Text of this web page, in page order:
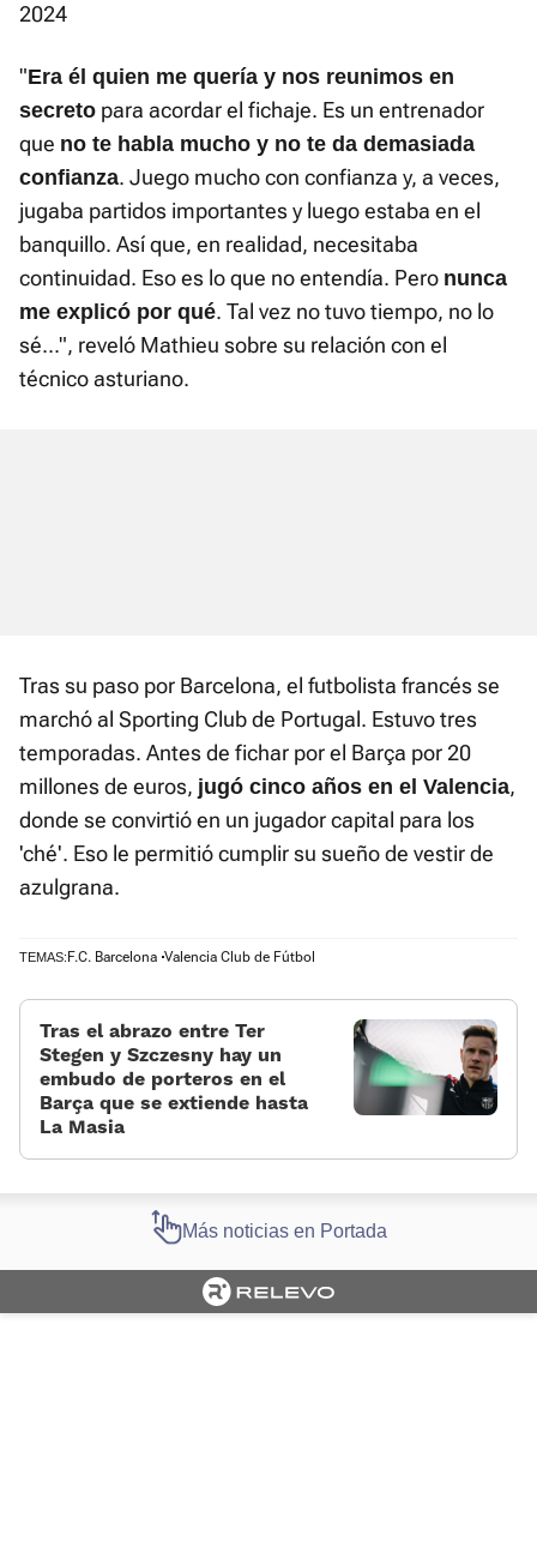
2024
"Era él quien me quería y nos reunimos en
secreto para acordar el fichaje. Es un entrenador
que no te habla mucho y no te da demasiada
confianza. Juego mucho con confianza y, a veces,
jugaba partidos importantes y luego estaba en el
banquillo. Así que, en realidad, necesitaba
continuidad. Eso es lo que no entendía. Pero nunca
me explicó por qué. Tal vez no tuvo tiempo, no lo
sé...", reveló Mathieu sobre su relación con el
técnico asturiano.
Tras su paso por Barcelona, el futbolista francés se
marchó al Sporting Club de Portugal. Estuvo tres
temporadas. Antes de fichar por el Barça por 20
millones de euros, jugó cinco años en el Valencia,
donde se convirtió en un jugador capital para los
'ché'. Eso le permitió cumplir su sueño de vestir de
azulgrana.
TEMAS: F.C. Barcelona Valencia Club de Fútbol
Tras el abrazo entre Ter
Stegen y Szczesny hay un
embudo de porteros en el
Barça que se extiende hasta
La Masia
Más noticias en Portada